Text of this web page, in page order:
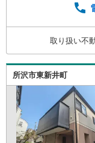
の相談スペ
建築につい
で営業して
電話でのお
くださいキ
ンパンマン
取り扱い不
所沢市東新井町